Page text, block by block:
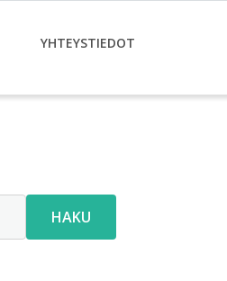
YHTEYSTIEDOT
HAKU